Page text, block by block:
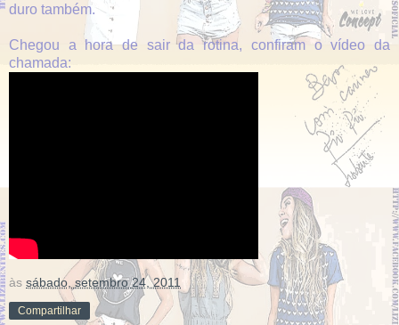
duro também.
Chegou a hora de sair da rotina, confiram o vídeo da
chamada:
às sábado, setembro 24, 2011
Compartilhar